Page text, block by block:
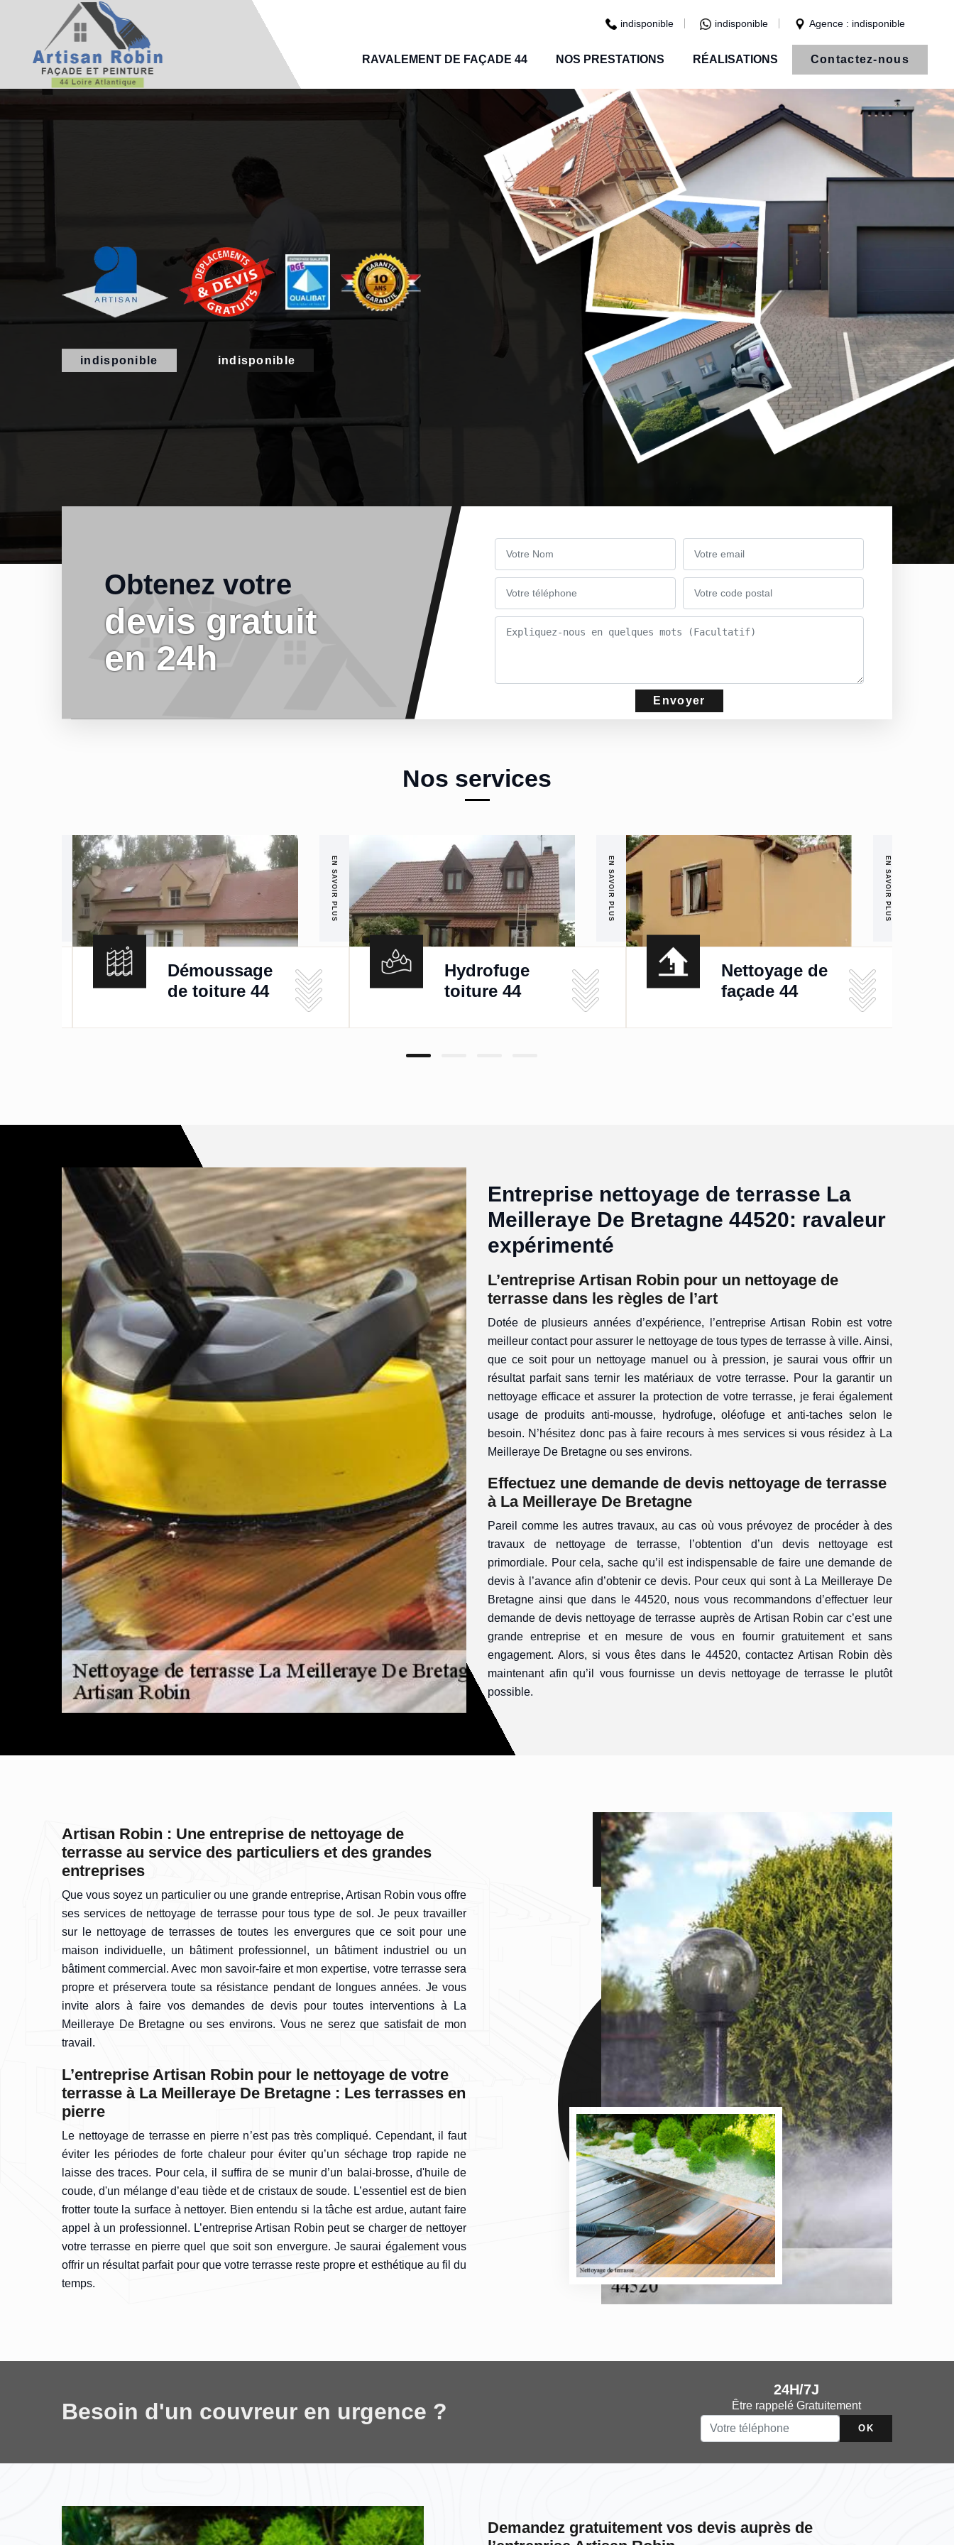
indisponible indisponible Agence : indisponible
RAVALEMENT DE FAÇADE 44 NOS PRESTATIONS RÉALISATIONS Contactez-nous
indisponible indisponible
Obtenez votre
devis gratuit
en 24h
Nos services
EN SAVOIR PLUS
Démoussage
de toiture 44
EN SAVOIR PLUS
Hydrofuge
toiture 44
EN SAVOIR PLUS
Nettoyage de
façade 44
Entreprise nettoyage de terrasse La
Meilleraye De Bretagne 44520: ravaleur
expérimenté
L’entreprise Artisan Robin pour un nettoyage de
terrasse dans les règles de l’art
Dotée de plusieurs années d’expérience, l’entreprise Artisan Robin est votre
meilleur contact pour assurer le nettoyage de tous types de terrasse à ville. Ainsi,
que ce soit pour un nettoyage manuel ou à pression, je saurai vous offrir un
résultat parfait sans ternir les matériaux de votre terrasse. Pour la garantir un
nettoyage efficace et assurer la protection de votre terrasse, je ferai également
usage de produits anti-mousse, hydrofuge, oléofuge et anti-taches selon le
besoin. N’hésitez donc pas à faire recours à mes services si vous résidez à La
Meilleraye De Bretagne ou ses environs.
Effectuez une demande de devis nettoyage de terrasse
à La Meilleraye De Bretagne
Pareil comme les autres travaux, au cas où vous prévoyez de procéder à des
travaux de nettoyage de terrasse, l’obtention d’un devis nettoyage est
primordiale. Pour cela, sache qu’il est indispensable de faire une demande de
devis à l’avance afin d’obtenir ce devis. Pour ceux qui sont à La Meilleraye De
Bretagne ainsi que dans le 44520, nous vous recommandons d’effectuer leur
demande de devis nettoyage de terrasse auprès de Artisan Robin car c’est une
grande entreprise et en mesure de vous en fournir gratuitement et sans
engagement. Alors, si vous êtes dans le 44520, contactez Artisan Robin dès
maintenant afin qu’il vous fournisse un devis nettoyage de terrasse le plutôt
possible.
Artisan Robin : Une entreprise de nettoyage de
terrasse au service des particuliers et des grandes
entreprises
Que vous soyez un particulier ou une grande entreprise, Artisan Robin vous offre
ses services de nettoyage de terrasse pour tous type de sol. Je peux travailler
sur le nettoyage de terrasses de toutes les envergures que ce soit pour une
maison individuelle, un bâtiment professionnel, un bâtiment industriel ou un
bâtiment commercial. Avec mon savoir-faire et mon expertise, votre terrasse sera
propre et préservera toute sa résistance pendant de longues années. Je vous
invite alors à faire vos demandes de devis pour toutes interventions à La
Meilleraye De Bretagne ou ses environs. Vous ne serez que satisfait de mon
travail.
L’entreprise Artisan Robin pour le nettoyage de votre
terrasse à La Meilleraye De Bretagne : Les terrasses en
pierre
Le nettoyage de terrasse en pierre n’est pas très compliqué. Cependant, il faut
éviter les périodes de forte chaleur pour éviter qu’un séchage trop rapide ne
laisse des traces. Pour cela, il suffira de se munir d’un balai-brosse, d'huile de
coude, d'un mélange d’eau tiède et de cristaux de soude. L’essentiel est de bien
frotter toute la surface à nettoyer. Bien entendu si la tâche est ardue, autant faire
appel à un professionnel. L’entreprise Artisan Robin peut se charger de nettoyer
votre terrasse en pierre quel que soit son envergure. Je saurai également vous
offrir un résultat parfait pour que votre terrasse reste propre et esthétique au fil du
temps.
Besoin d'un couvreur en urgence ?
24H/7J
Être rappelé Gratuitement
Demandez gratuitement vos devis auprès de